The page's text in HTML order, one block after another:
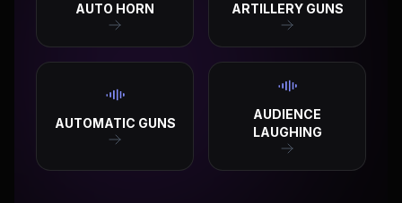
AUTO HORN ARTILLERY GUNS
AUTOMATIC GUNS
AUDIENCE
LAUGHING